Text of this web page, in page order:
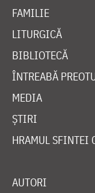
FAMILIE
LITURGICĂ
BIBLIOTECĂ
ÎNTREABĂ
MEDIA
ȘTIRI
HRAMUL SFINTEI
AUTORI